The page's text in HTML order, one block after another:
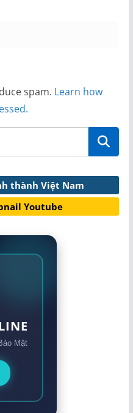
spam. Learn how
thành Việt Nam
Youtube
Mật